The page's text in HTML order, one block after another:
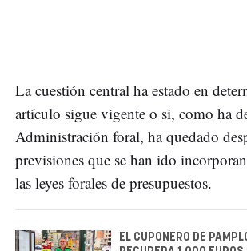
La cuestión central ha estado en
artículo sigue vigente o si, como ha
Administración foral, ha quedado
previsiones que se han ido
las leyes forales de presupuestos.
EL CUPONERO DE